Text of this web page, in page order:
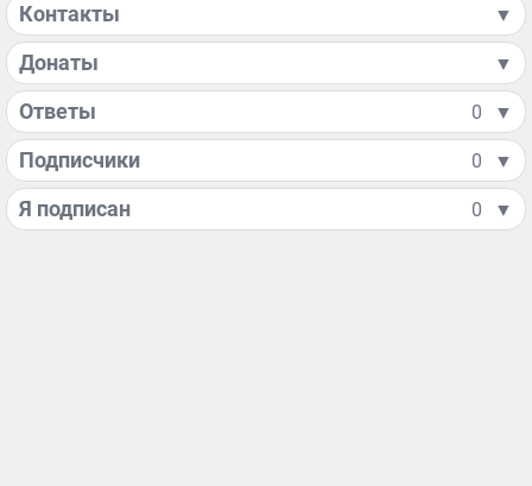
Контакты ▼
Донаты ▼
Ответы 0 ▼
Подписчики 0 ▼
Я подписан 0 ▼